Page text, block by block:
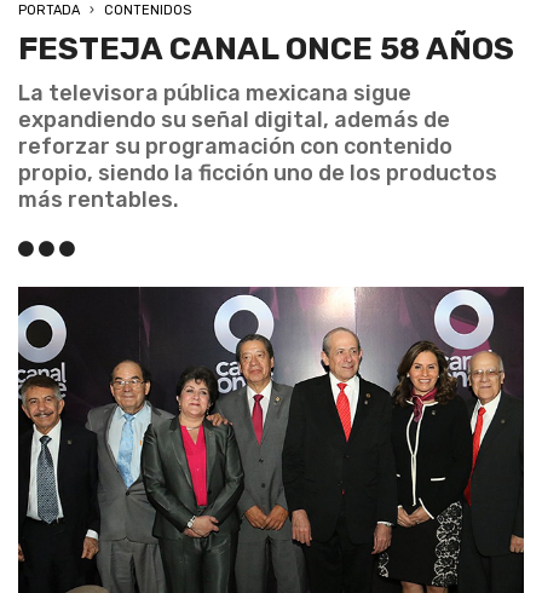
PORTADA CONTENIDOS
FESTEJA CANAL ONCE 58 AÑOS
La televisora pública mexicana sigue
expandiendo su señal digital, además de
reforzar su programación con contenido
propio, siendo la ficción uno de los productos
más rentables.